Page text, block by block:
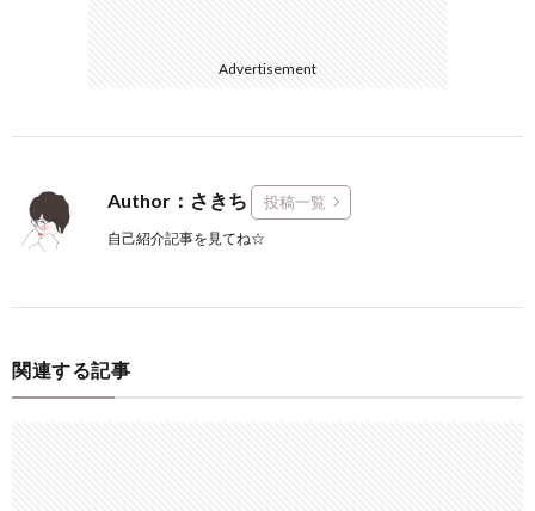
Advertisement
Author：さきち 投稿一覧
自己紹介記事を見てね☆
関連する記事